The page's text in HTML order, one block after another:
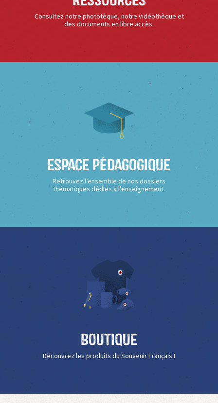
Consultez notre phototèque, notre vidéothèque et
des documents en libre accès.
Espace Pédagogique
Retrouvez l’ensemble de nos dossiers
thématiques dédiés à l’enseignement.
Boutique
Découvrez les produits du Souvenir Français !